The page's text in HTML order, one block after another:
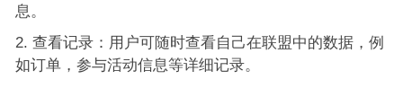
息。
查看记录：用户可随时查看自己在联盟中的数据，例
如订单，参与活动信息等详细记录。